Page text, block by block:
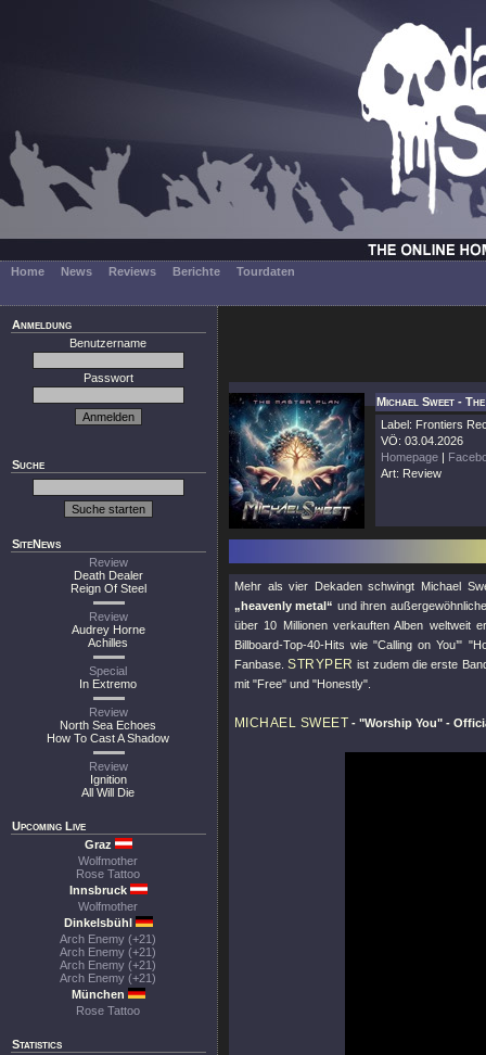
Home News Reviews Berichte Tourdaten
Anmeldung
Benutzername
Passwort
Suche
SiteNews
Review
Death Dealer
Reign Of Steel
Review
Audrey Horne
Achilles
Special
In Extremo
Review
North Sea Echoes
How To Cast A Shadow
Review
Ignition
All Will Die
Upcoming Live
Graz
Wolfmother
Rose Tattoo
Innsbruck
Wolfmother
Dinkelsbühl
Arch Enemy (+21)
Arch Enemy (+21)
Arch Enemy (+21)
Arch Enemy (+21)
München
Rose Tattoo
Statistics
Michael Sweet -
Label: Frontiers
VÖ: 03.04.2026
Homepage |
Art: Review
Mehr als vier Dekaden schwingt Michael
„heavenly metal“ und ihren
über 10 Millionen verkauften Alben weltweit
Billboard-Top-40-Hits wie"Calling on You’"
Fanbase.STRYPER ist zudem die erste
mit "Free" und "Honestly"
MICHAEL SWEET -"Worship You" -